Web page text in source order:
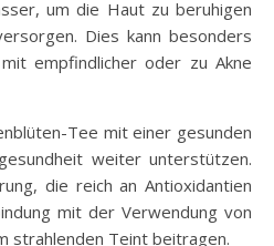
um die Haut zu beruhigen
Dies kann besonders
empfindlicher oder zu Akne
Tee mit einer gesunden
weiter unterstützen.
die reich an Antioxidantien
mit der Verwendung von
strahlenden Teint beitragen.